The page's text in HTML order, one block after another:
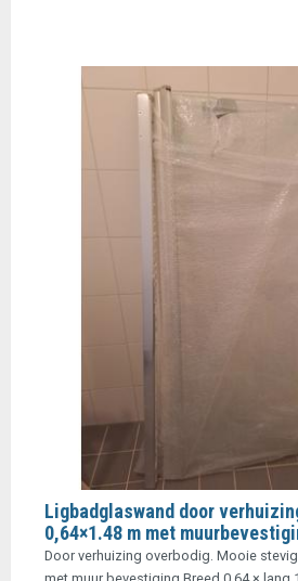
Ligbadglaswand door
0,64×1.48 m met
Door verhuizing overbodig. Mooie